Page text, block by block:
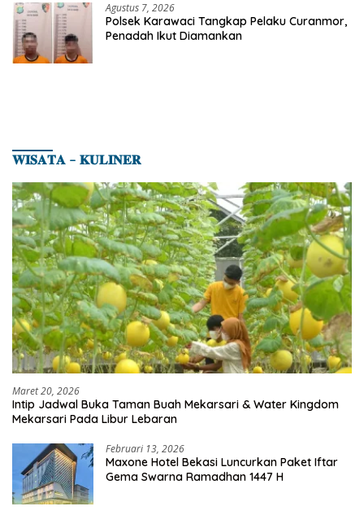
Agustus 7, 2026
Polsek Karawaci Tangkap Pelaku Curanmor,
Penadah Ikut Diamankan
𝐖𝐈𝐒𝐀𝐓𝐀 – 𝐊𝐔𝐋𝐈𝐍𝐄𝐑
Maret 20, 2026
Intip Jadwal Buka Taman Buah Mekarsari & Water Kingdom
Mekarsari Pada Libur Lebaran
Februari 13, 2026
Maxone Hotel Bekasi Luncurkan Paket Iftar
Gema Swarna Ramadhan 1447 H